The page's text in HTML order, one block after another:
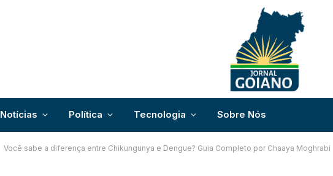
Notícias Política Tecnologia Sobre Nós
Você sabe a diferença entre Chikungunya e Dengue? Guia Completo por Chaaya Moghrabi